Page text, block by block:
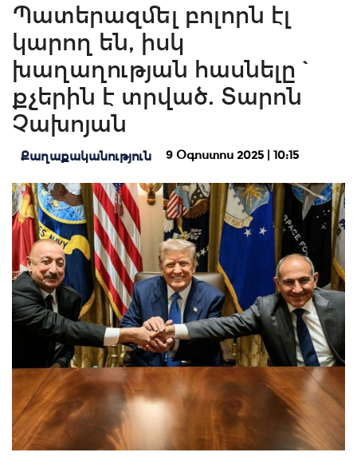
Պատերազմել բոլորն էլ
կարող են, իսկ
խաղաղության հասնելը`
քչերին է տրված. Տարոն
Չախոյան
Քաղաքականություն 9 Օգոստոս 2025 | 10:15